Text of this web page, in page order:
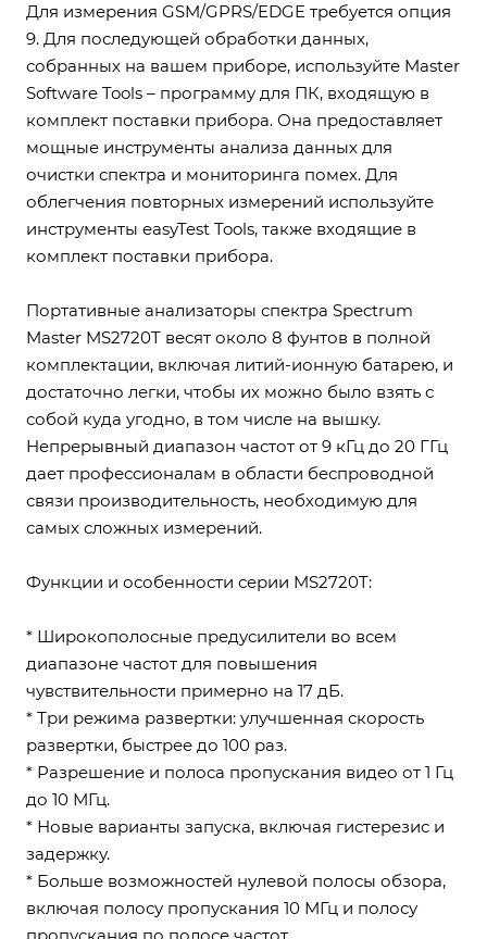
Для измерения GSM/GPRS/EDGE требуется опция
9. Для последующей обработки данных,
собранных на вашем приборе, используйте Master
Software Tools – программу для ПК, входящую в
комплект поставки прибора. Она предоставляет
мощные инструменты анализа данных для
очистки спектра и мониторинга помех. Для
облегчения повторных измерений используйте
инструменты easyTest Tools, также входящие в
комплект поставки прибора.
Портативные анализаторы спектра Spectrum
Master MS2720T весят около 8 фунтов в полной
комплектации, включая литий-ионную батарею, и
достаточно легки, чтобы их можно было взять с
собой куда угодно, в том числе на вышку.
Непрерывный диапазон частот от 9 кГц до 20 ГГц
дает профессионалам в области беспроводной
связи производительность, необходимую для
самых сложных измерений.
Функции и особенности серии MS2720T:
* Широкополосные предусилители во всем
диапазоне частот для повышения
чувствительности примерно на 17 дБ.
* Три режима развертки: улучшенная скорость
развертки, быстрее до 100 раз.
* Разрешение и полоса пропускания видео от 1 Гц
до 10 МГц.
* Новые варианты запуска, включая гистерезис и
задержку.
* Больше возможностей нулевой полосы обзора,
включая полосу пропускания 10 МГц и полосу